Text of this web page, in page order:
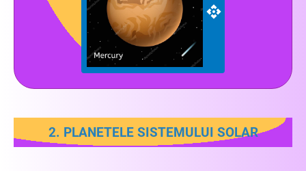
2. PLANETELE SISTEMULUI SOLAR